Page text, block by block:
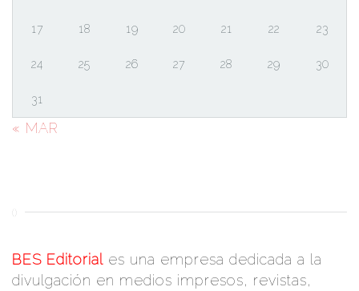
17 18 19 20 21 22 23
24 25 26 27 28 29 30
31
« MAR
BES Editorial es una empresa dedicada a la
divulgación en medios impresos, revistas,